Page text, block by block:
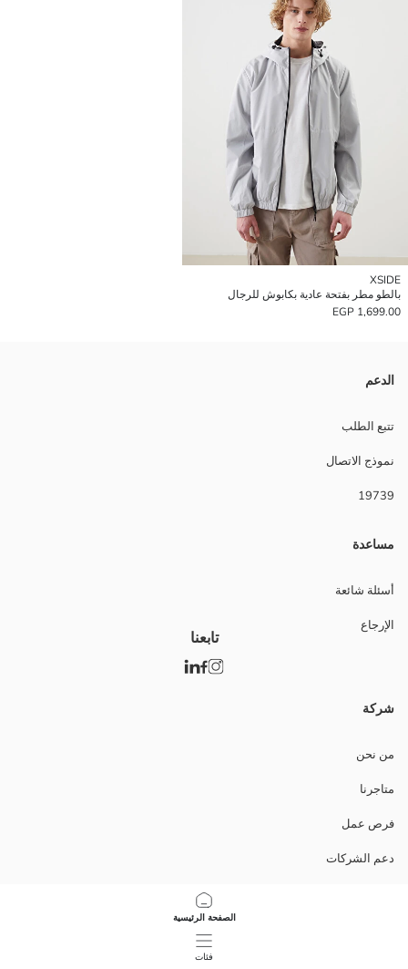
الصفحة الرئيسية
فئات
XSIDE
بالطو مطر بفتحة عادية بكابوش للرجال
1,699.00 EGP
الدعم
تتبع الطلب
نموذج الاتصال
19739
مساعدة
أسئلة شائعة
الإرجاع
شركة
من نحن
متاجرنا
فرص عمل
دعم الشركات
تابعنا